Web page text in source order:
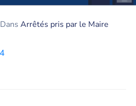
Arrêtés pris par le Maire